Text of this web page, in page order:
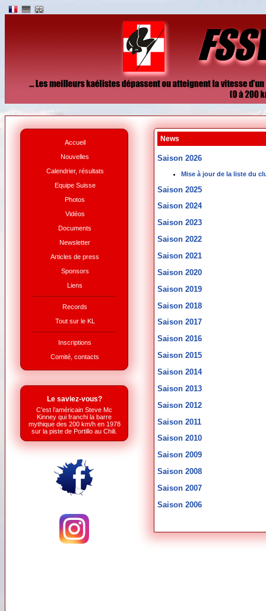
Accueil
Nouvelles
Calendrier, résultats
Equipe Suisse
Photos
Vidéos
Documents
Newsletter
Articles de press
Sponsors
Liens
Records
Tout sur le KL
Inscriptions
Comité, contacts
Le saviez-vous?
C’est l’américain Steve Mc
Kinney qui franchi la barre
mythique des 200 km/h en 1978
sur la piste de Portillo au Chili.
News
Saison 2026
Mise à jour de la liste du
Saison 2025
Saison 2024
Saison 2023
Saison 2022
Saison 2021
Saison 2020
Saison 2019
Saison 2018
Saison 2017
Saison 2016
Saison 2015
Saison 2014
Saison 2013
Saison 2012
Saison 2011
Saison 2010
Saison 2009
Saison 2008
Saison 2007
Saison 2006